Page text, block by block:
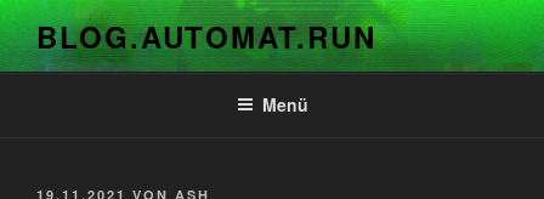
Zum
Inhalt
springen
BLOG.AUTOMAT.RUN
Menü
VERÖFFENTLICHT
19.11.2021 VON ASH